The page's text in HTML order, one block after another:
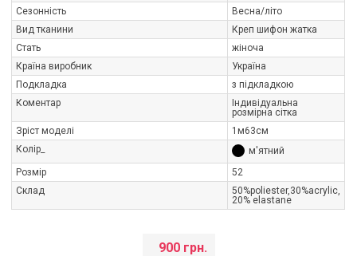
Сезонність
Весна/літо
Вид тканини
Креп шифон жатка
Стать
жіноча
Країна виробник
Україна
Подкладка
з підкладкою
Коментар
Індивідуальна
розмірна сітка
Зріст моделі
1м63см
Колір_
м'ятний
Розмір
52
Склад
50%poliester,30%acrylic,
20% elastane
900 грн.